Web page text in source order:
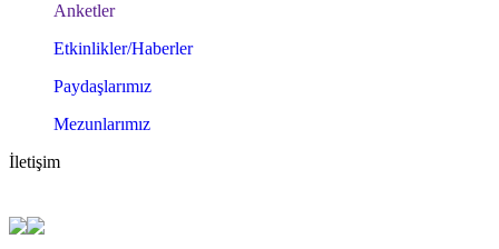
Anketler
Etkinlikler/Haberler
Paydaşlarımız
Mezunlarımız
İletişim